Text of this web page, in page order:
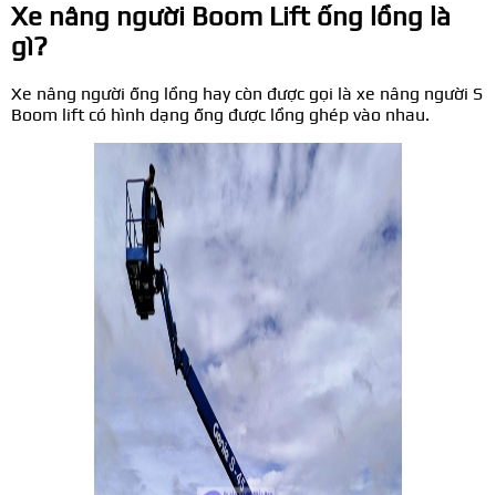
Xe nâng người Boom Lift ống lồng là
gì?
Xe nâng người ống lồng hay còn được gọi là xe nâng người S
Boom lift có hình dạng ống được lồng ghép vào nhau.